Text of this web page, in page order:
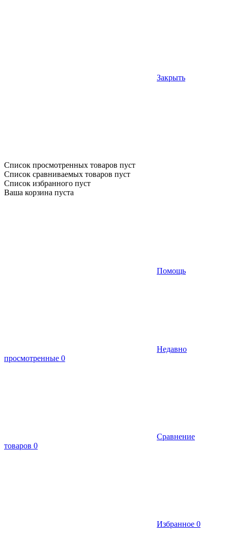
Закрыть
Список просмотренных товаров пуст
Список сравниваемых товаров пуст
Список избранного пуст
Ваша корзина пуста
Помощь
Недавно
просмотренные 0
Сравнение
товаров 0
Избранное 0